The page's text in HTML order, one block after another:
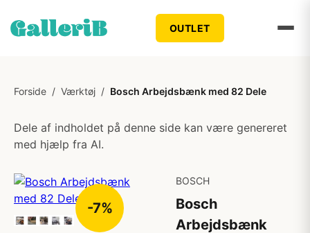
OUTLET
Forside / Værktøj / Bosch Arbejdsbænk med 82 Dele
Dele af indholdet på denne side kan være genereret
med hjælp fra AI.
-7%
BOSCH
Bosch
Arbejdsbænk